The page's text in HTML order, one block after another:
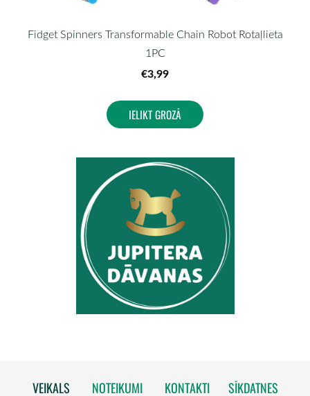
Fidget Spinners Transformable Chain Robot Rotaļlieta
1PC
€3,99
IELIKT GROZĀ
VEIKALS NOTEIKUMI KONTAKTI SĪKDATNES